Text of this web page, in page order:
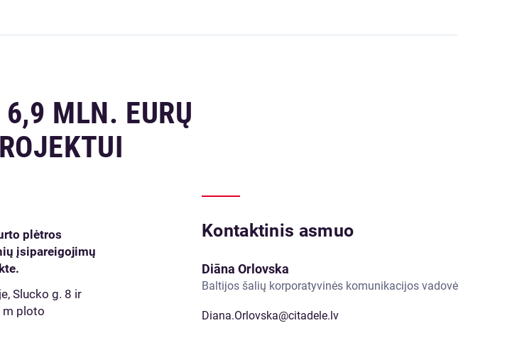
MLN. EURŲ
plėtros
įsipareigojimų
Slucko g. 8 ir
m ploto
Kontaktinis asmuo
Diāna Orlovska
Baltijos šalių korporatyvinės komunikacijos vadovė
Diana.Orlovska@citadele.lv